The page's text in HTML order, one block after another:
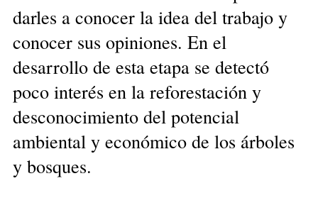
darles a conocer la idea del trabajo y
conocer sus opiniones. En el
desarrollo de esta etapa se detectó
poco interés en la reforestación y
desconocimiento del potencial
ambiental y económico de los árboles
y bosques.